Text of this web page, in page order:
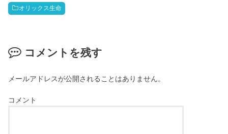
オリックス生命
コメントを残す
メールアドレスが公開されることはありません。
コメント